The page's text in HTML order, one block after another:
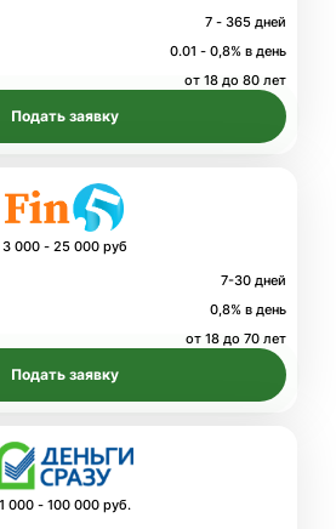
7 - 365 дней
0.01 - 0,8% в день
от 18 до 80 лет
Подать заявку
3 000 - 25 000 руб
7-30 дней
0,8% в день
от 18 до 70 лет
Подать заявку
1 000 - 100 000 руб.